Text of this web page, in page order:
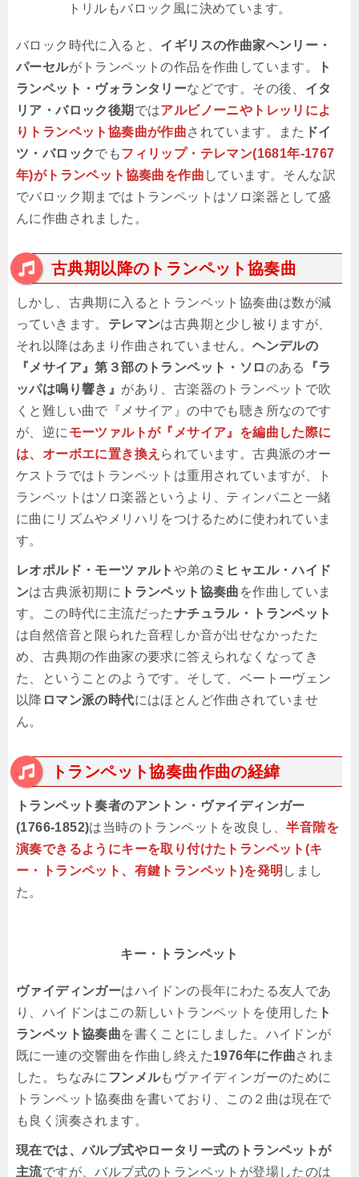
トリルもバロック風に決めています。
バロック時代に入ると、 イギリスの作曲家ヘンリー・
パーセルがトランペットの作品を作曲しています。
ト
ランペット・ヴォランタリーなどです。その後、 イタ
リア・バロック後期 ではアルビノーニやトレッリによ
りトランペット協奏曲が作曲されています。また ドイ
ツ・バロックでもフィリップ・テレマン(1681年-1767
年)がトランペット協奏曲を作曲 しています。そんな訳
でバロック期まではトランペットはソロ楽器として盛
んに作曲されました。
古典期以降のトランペット協奏曲
しかし、古典期に入るとトランペット協奏曲は数が減
っていきます。 テレマンは古典期と少し被りますが、
それ以降はあまり作曲されていません。ヘンデルの
『メサイア』第３部のトランペット・ソロのある
『ラ
ッパは鳴り響き』 があり、古楽器のトランペットで吹
くと難しい曲で『メサイア』の中でも聴き所なのです
が、逆に モーツァルトが『メサイア』を編曲した際に
は、オーボエに置き換え られています。古典派のオー
ケストラではトランペットは重用されていますが、ト
ランペットはソロ楽器というより、ティンパニと一緒
に曲にリズムやメリハリをつけるために使われていま
す。
レオポルド・モーツァルト や弟のミヒャエル・ハイド
ンは古典派初期に トランペット協奏曲 を作曲していま
す。この時代に主流だったナチュラル・トランペット
は自然倍音と限られた音程しか音が出せなかったた
め、古典期の作曲家の要求に答えられなくなってき
た、ということのようです。そして、ベートーヴェン
以降 ロマン派の時代にはほとんど作曲されていませ
ん。
トランペット協奏曲作曲の経緯
トランペット奏者のアントン・ヴァイディンガー
(1766-1852)は当時のトランペットを改良し 、半音階を
演奏できるようにキーを取り付けたトランペット(キ
ー・トランペット、有鍵トランペット)を発明 しまし
た。
キー・トランペット
ヴァイディンガーはハイドンの長年にわたる友人であ
り、ハイドンはこの新しいトランペットを使用した ト
ランペット協奏曲を書くことにしました。ハイドンが
既に一連の交響曲を作曲し終えた1976年に作曲されま
した。ちなみに フンメルもヴァイディンガーのために
トランペット協奏曲を書いており、この２曲は現在で
も良く演奏されます。
現在では、バルブ式やロータリー式のトランペットが
主流ですが、バルブ式のトランペットが登場したのは